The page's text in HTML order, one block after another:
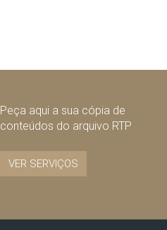
Peça aqui a sua cópia de
conteúdos do arquivo RTP
VER SERVIÇOS